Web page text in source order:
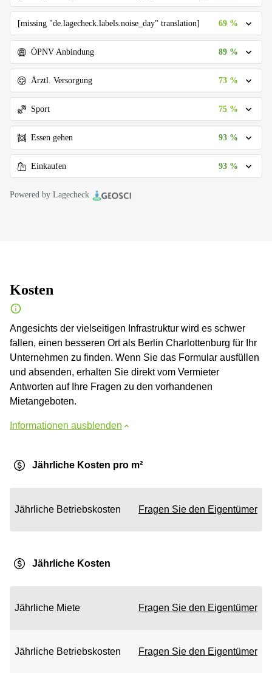
[missing "de.lagecheck.labels.noise_day" translation] 69 %
ÖPNV Anbindung 89 %
Ärztl. Versorgung 73 %
Sport 75 %
Essen gehen 93 %
Einkaufen 93 %
Powered by Lagecheck
Kosten
Angesichts der vielseitigen Infrastruktur wird es schwer
fallen, einen besseren Ort als Berlin Charlottenburg für Ihr
Unternehmen zu finden. Wenn Sie das Formular ausfüllen
und absenden, erhalten Sie direkt vom Vermieter
Antworten auf Ihre Fragen zu den vorhandenen
Mietangeboten.
Informationen ausblenden
Jährliche Kosten pro m²
Jährliche Betriebskosten Fragen Sie den Eigentümer
Jährliche Kosten
Jährliche Miete Fragen Sie den Eigentümer
Jährliche Betriebskosten Fragen Sie den Eigentümer